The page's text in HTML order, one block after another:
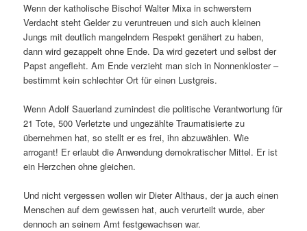
Wenn der katholische Bischof Walter Mixa in schwerstem
Verdacht steht Gelder zu veruntreuen und sich auch kleinen
Jungs mit deutlich mangelndem Respekt genähert zu haben,
dann wird gezappelt ohne Ende. Da wird gezetert und selbst der
Papst angefleht. Am Ende verzieht man sich in Nonnenkloster –
bestimmt kein schlechter Ort für einen Lustgreis.
Wenn Adolf Sauerland zumindest die politische Verantwortung für
21 Tote, 500 Verletzte und ungezählte Traumatisierte zu
übernehmen hat, so stellt er es frei, ihn abzuwählen. Wie
arrogant! Er erlaubt die Anwendung demokratischer Mittel. Er ist
ein Herzchen ohne gleichen.
Und nicht vergessen wollen wir Dieter Althaus, der ja auch einen
Menschen auf dem gewissen hat, auch verurteilt wurde, aber
dennoch an seinem Amt festgewachsen war.